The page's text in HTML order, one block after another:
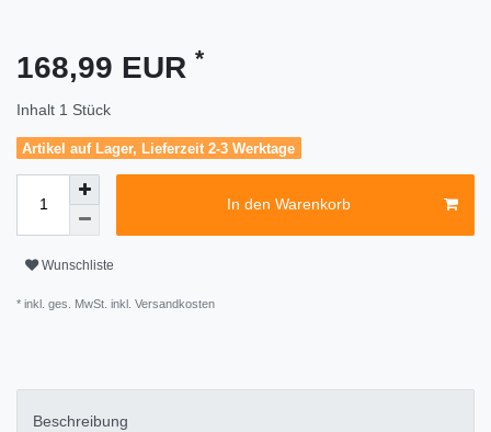
168,99 EUR *
Inhalt 1 Stück
Artikel auf Lager, Lieferzeit 2-3 Werktage
In den Warenkorb
Wunschliste
* inkl. ges. MwSt. inkl. Versandkosten
Beschreibung